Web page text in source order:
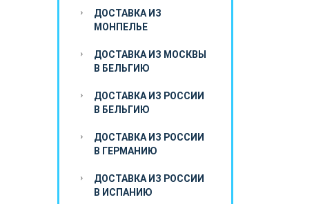
ДОСТАВКА ИЗ
МОНПЕЛЬЕ
ДОСТАВКА ИЗ МОСКВЫ
В БЕЛЬГИЮ
ДОСТАВКА ИЗ РОССИИ
В БЕЛЬГИЮ
ДОСТАВКА ИЗ РОССИИ
В ГЕРМАНИЮ
ДОСТАВКА ИЗ РОССИИ
В ИСПАНИЮ